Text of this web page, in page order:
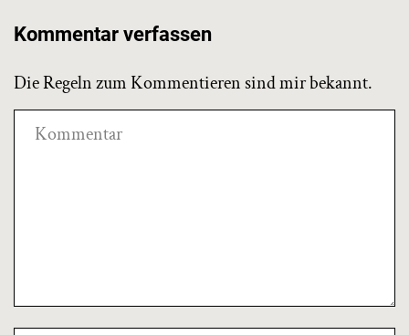
Kommentar verfassen
Die Regeln zum Kommentieren sind mir bekannt.